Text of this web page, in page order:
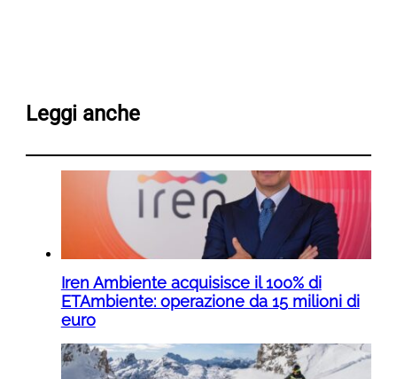
Leggi anche
Iren Ambiente acquisisce il 100% di
ETAmbiente: operazione da 15 milioni di
euro